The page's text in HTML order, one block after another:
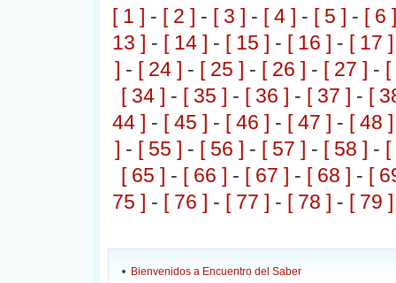
[ 1 ] - [ 2 ] - [ 3 ] - [ 4 ] - [ 5 ] - [ 6 ]
13 ] - [ 14 ] - [ 15 ] - [ 16 ] - [ 17 ]
] - [ 24 ] - [ 25 ] - [ 26 ] - [ 27 ] - [
[ 34 ] - [ 35 ] - [ 36 ] - [ 37 ] - [
44 ] - [ 45 ] - [ 46 ] - [ 47 ] - [ 48 ]
] - [ 55 ] - [ 56 ] - [ 57 ] - [ 58 ] - [
[ 65 ] - [ 66 ] - [ 67 ] - [ 68 ] - [
75 ] - [ 76 ] - [ 77 ] - [ 78 ] - [ 79 ]
Bienvenidos a Encuentro del Saber